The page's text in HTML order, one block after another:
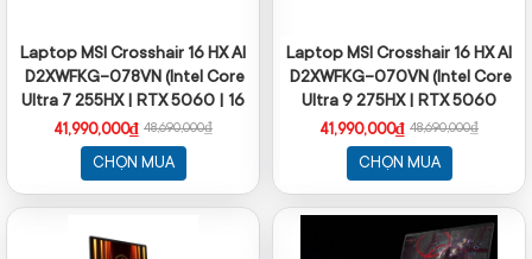
Laptop MSI Crosshair 16 HX AI
D2XWFKG-078VN (Intel Core
Ultra 7 255HX | RTX 5060 | 16
inch QHD + 240Hz | 32GB |
1TB | Win 11 | Xám)
41,990,000₫ 48,690,000₫
CHỌN MUA
Laptop MSI Crosshair 16 HX AI
D2XWFKG-070VN (Intel Core
Ultra 9 275HX | RTX 5060
8GB | 16 inch QHD+ 240Hz |
16GB | 1TB | Win 11 | Xám)
41,990,000₫ 48,690,000₫
CHỌN MUA